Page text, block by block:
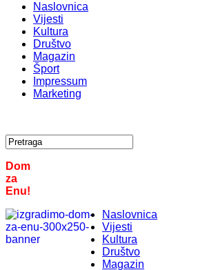
Naslovnica
Vijesti
Kultura
Društvo
Magazin
Šport
Impressum
Marketing
Dom
za
Enu!
Naslovnica
Vijesti
Kultura
Društvo
Magazin